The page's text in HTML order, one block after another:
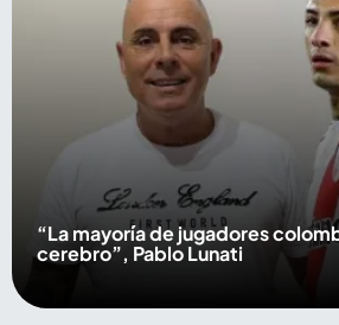
“La mayoría de jugadores
cerebro”, Pablo Lunati